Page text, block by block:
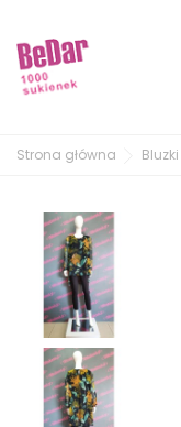
Strona główna Bluzki